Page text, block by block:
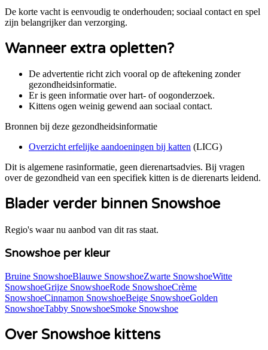
De korte vacht is eenvoudig te onderhouden; sociaal contact en spel
zijn belangrijker dan verzorging.
Wanneer extra opletten?
De advertentie richt zich vooral op de aftekening zonder
gezondheidsinformatie.
Er is geen informatie over hart- of oogonderzoek.
Kittens ogen weinig gewend aan sociaal contact.
Bronnen bij deze gezondheidsinformatie
Overzicht erfelijke aandoeningen bij katten (LICG)
Dit is algemene rasinformatie, geen dierenartsadvies. Bij vragen
over de gezondheid van een specifiek kitten is de dierenarts leidend.
Blader verder binnen Snowshoe
Regio's waar nu aanbod van dit ras staat.
Snowshoe per kleur
Bruine SnowshoeBlauwe SnowshoeZwarte SnowshoeWitte
SnowshoeGrijze SnowshoeRode SnowshoeCrème
SnowshoeCinnamon SnowshoeBeige SnowshoeGolden
SnowshoeTabby SnowshoeSmoke Snowshoe
Over Snowshoe kittens